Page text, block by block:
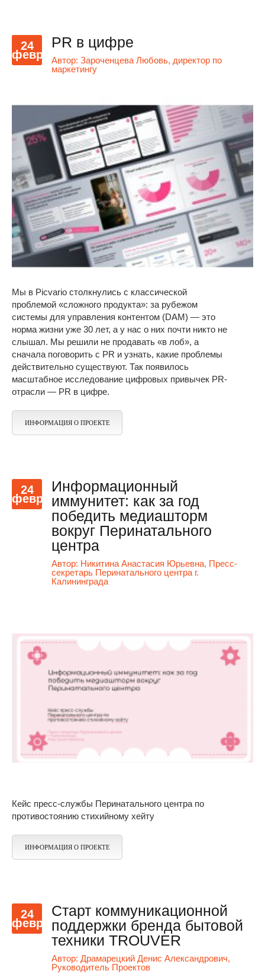
24
февр
PR в цифре
Автор: Зароченцева Любовь, директор по
маркетингу
Мы в Picvario столкнулись с классической
проблемой «сложного продукта»: за рубежом
системы для управления контентом (DAM) — это
норма жизни уже 30 лет, а у нас о них почти никто не
слышал. Мы решили не продавать «в лоб», а
сначала поговорить с PR и узнать, какие проблемы
действительно существуют. Так появилось
масштабное исследование цифровых привычек PR-
отрасли — PR в цифре.
ИНФОРМАЦИЯ О ПРОЕКТЕ
24
февр
Информационный
иммунитет: как за год
победить медиашторм
вокруг Перинатального
центра
Автор: Никитина Анастасия Юрьевна, Пресс-
секретарь Перинатального центра г.
Калининграда
Кейс пресс-службы Перинатального центра по
противостоянию стихийному хейту
ИНФОРМАЦИЯ О ПРОЕКТЕ
24
февр
Старт коммуникационной
поддержки бренда бытовой
техники TROUVER
Автор: Драмарецкий Денис Александрович,
Руководитель Проектов